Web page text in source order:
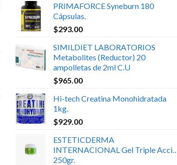
PRIMAFORCE Syneburn 180
Cápsulas.
$293.00
SIMILDIET LABORATORIOS
Metabolites (Reductor) 20
ampolletas de 2ml C.U
$965.00
Hi-tech Creatina Monohidratada
1kg.
$929.00
ESTETICDERMA
INTERNACIONAL Gel Triple Acción
250gr.